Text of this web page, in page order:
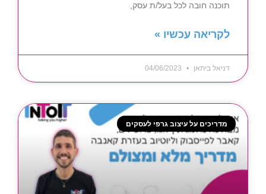
תוכנה חובה לכל בעל/ת עסק,
לקריאה עכשיו »
דניאל ביתאן
מדריכים על עיצוב גרפי לעסקים